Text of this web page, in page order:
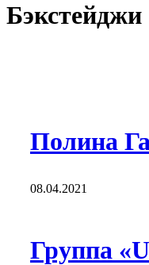
Бэкстейджи
Полина
08.04.2021
Группа